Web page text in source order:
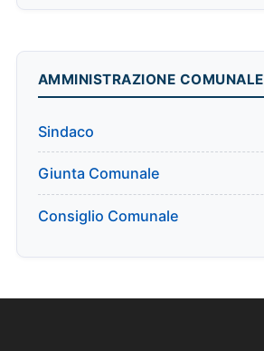
AMMINISTRAZIONE COMUNALE
Sindaco
Giunta Comunale
Consiglio Comunale